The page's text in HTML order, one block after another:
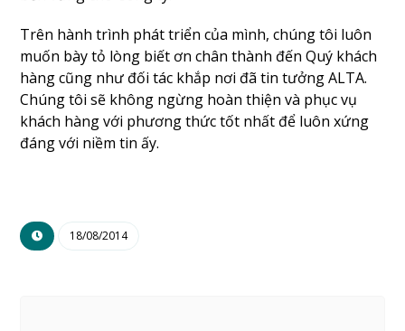
Trên hành trình phát triển của mình, chúng tôi luôn
muốn bày tỏ lòng biết ơn chân thành đến Quý khách
hàng cũng như đối tác khắp nơi đã tin tưởng ALTA.
Chúng tôi sẽ không ngừng hoàn thiện và phục vụ
khách hàng với phương thức tốt nhất để luôn xứng
đáng với niềm tin ấy.
18/08/2014